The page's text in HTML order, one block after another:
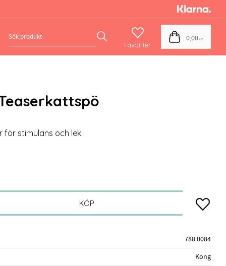
FavoriterKundvagn
0,00KR
stimulans och lek
KÖP Lägg
788.0084
Kong